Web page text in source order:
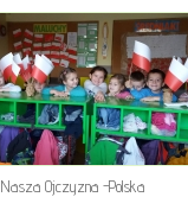
Nasza Ojczyzna -Polska